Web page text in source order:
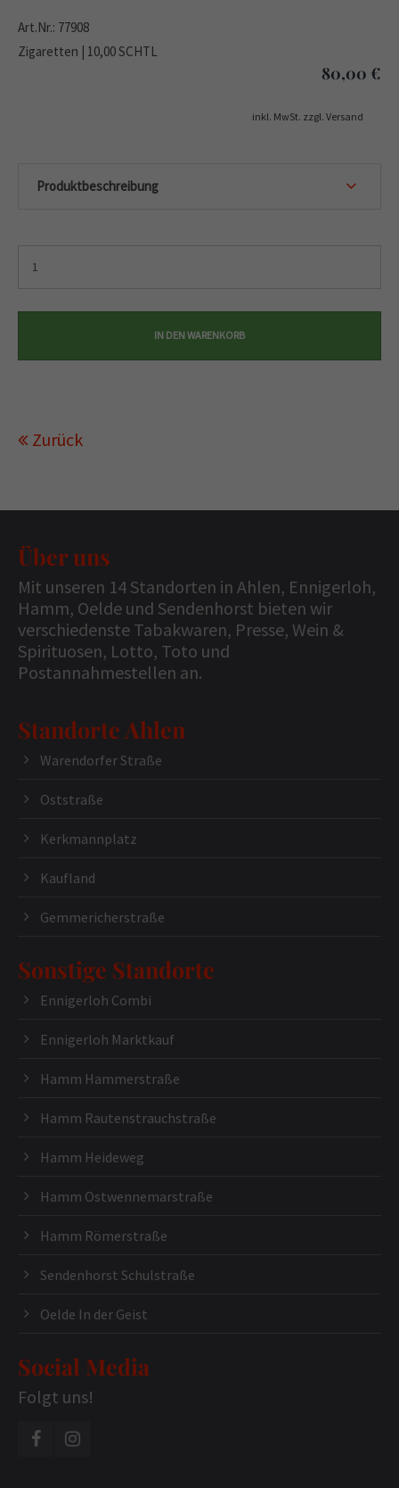
Art.Nr.: 77908
Zigaretten | 10,00 SCHTL
80,00 €
inkl. MwSt. zzgl. Versand
Produktbeschreibung
Zurück
Über uns
Mit unseren 14 Standorten in Ahlen, Ennigerloh,
Hamm, Oelde und Sendenhorst bieten wir
verschiedenste Tabakwaren, Presse, Wein &
Spirituosen, Lotto, Toto und
Postannahmestellen an.
Standorte Ahlen
Warendorfer Straße
Oststraße
Kerkmannplatz
Kaufland
Gemmericherstraße
Sonstige Standorte
Ennigerloh Combi
Ennigerloh Marktkauf
Hamm Hammerstraße
Hamm Rautenstrauchstraße
Hamm Heideweg
Hamm Ostwennemarstraße
Hamm Römerstraße
Sendenhorst Schulstraße
Oelde In der Geist
Social Media
Folgt uns!